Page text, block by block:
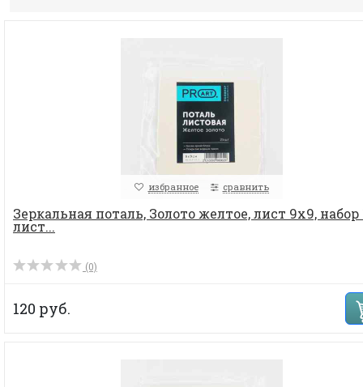
избранное сравнить
Зеркальная поталь, Золото желтое, лист 9х9, набор
лист...
(0)
120 руб.